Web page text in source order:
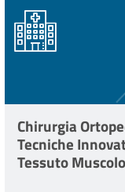
Chirurgia
Tecniche
Tessuto